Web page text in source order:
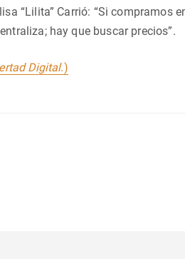
“Lilita” Carrió: “Si compramos
hay que buscar precios”.
Digital.)